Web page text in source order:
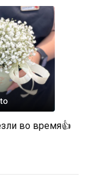
во время👍